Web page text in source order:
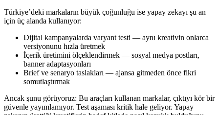
Türkiye’deki markaların büyük çoğunluğu ise yapay zekayı şu an
için üç alanda kullanıyor:
Dijital kampanyalarda varyant testi — aynı kreativin onlarca
versiyonunu hızla üretmek
İçerik üretimini ölçeklendirmek — sosyal medya postları,
banner adaptasyonları
Brief ve senaryo taslakları — ajansa gitmeden önce fikri
somutlaştırmak
Ancak şunu görüyoruz: Bu araçları kullanan markalar, çıktıyı kör bir
güvenle yayımlamıyor. Test aşaması kritik hale geliyor. Yapay